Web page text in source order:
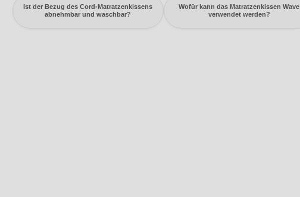
Ist der Bezug des Cord-Matratzenkissens
abnehmbar und waschbar?
Wofür kann das Matratzenkissen Wave
verwendet werden?